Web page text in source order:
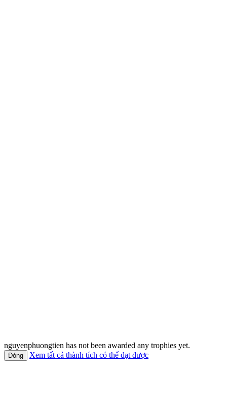
nguyenphuongtien has not been awarded any trophies yet.
Xem tất cả thành tích có thể đạt được